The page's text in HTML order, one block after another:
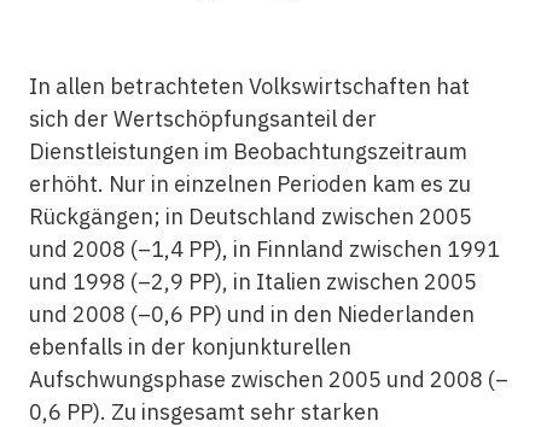
In allen betrachteten Volkswirtschaften hat
sich der Wertschöpfungsanteil der
Dienstleistungen im Beobachtungszeitraum
erhöht. Nur in einzelnen Perioden kam es zu
Rückgängen; in Deutschland zwischen 2005
und 2008 (–1,4 PP), in Finnland zwischen 1991
und 1998 (–2,9 PP), in Italien zwischen 2005
und 2008 (–0,6 PP) und in den Niederlanden
ebenfalls in der konjunkturellen
Aufschwungsphase zwischen 2005 und 2008 (–
0,6 PP). Zu insgesamt sehr starken